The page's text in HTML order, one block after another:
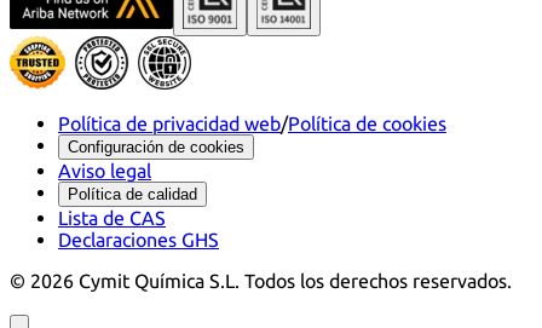
Política de privacidad web/Política de cookies
Configuración de cookies
Aviso legal
Política de calidad
Lista de CAS
Declaraciones GHS
© 2026 Cymit Química S.L. Todos los derechos reservados.